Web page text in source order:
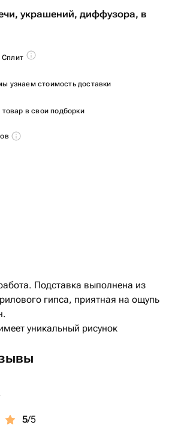
украшений, диффузора, в
Сплит
узнаем стоимость доставки
в свои подборки
Подставка выполнена из
гипса, приятная на ощупь
уникальный рисунок
5/5